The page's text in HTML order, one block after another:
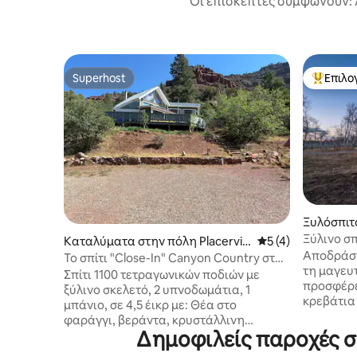
Superhost
Superhost
Καταλύματα στην πόλη Placervill
e
Μέση
5 (4)
Το σπίτι "Close-In" Canyon Country στο
Τελουράιντ.
Σπίτι 1100 τετραγωνικών ποδιών με
ξύλινο σκελετό, 2 υπνοδωμάτια, 1
μπάνιο, σε 4,5 έικρ με: Θέα στο
φαράγγι, βεράντα, κρυστάλλινη
λιμνούλα κολύμβησης και ποτάμι
απέναντι με παραλία, ράφτινγκ, κανό,
Ξύλινο
στο
τη
του
Το
Δημοφιλείς παροχές